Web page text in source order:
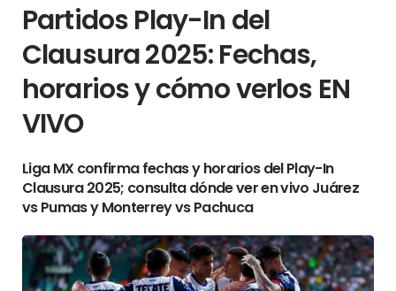
Partidos Play-In del
Clausura 2025: Fechas,
horarios y cómo verlos EN
VIVO
Liga MX confirma fechas y horarios del Play-In
Clausura 2025; consulta dónde ver en vivo Juárez
vs Pumas y Monterrey vs Pachuca